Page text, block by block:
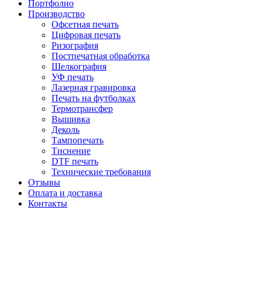
Портфолио
Производство
Офсетная печать
Цифровая печать
Ризография
Постпечатная обработка
Шелкография
УФ печать
Лазерная гравировка
Печать на футболках
Термотрансфер
Вышивка
Деколь
Тампопечать
Тиснение
DTF печать
Технические требования
Отзывы
Оплата и доставка
Контакты